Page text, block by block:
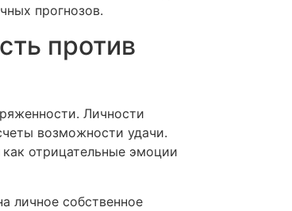
прогнозов.
против
Личности
возможности удачи.
отрицательные эмоции
личное собственное